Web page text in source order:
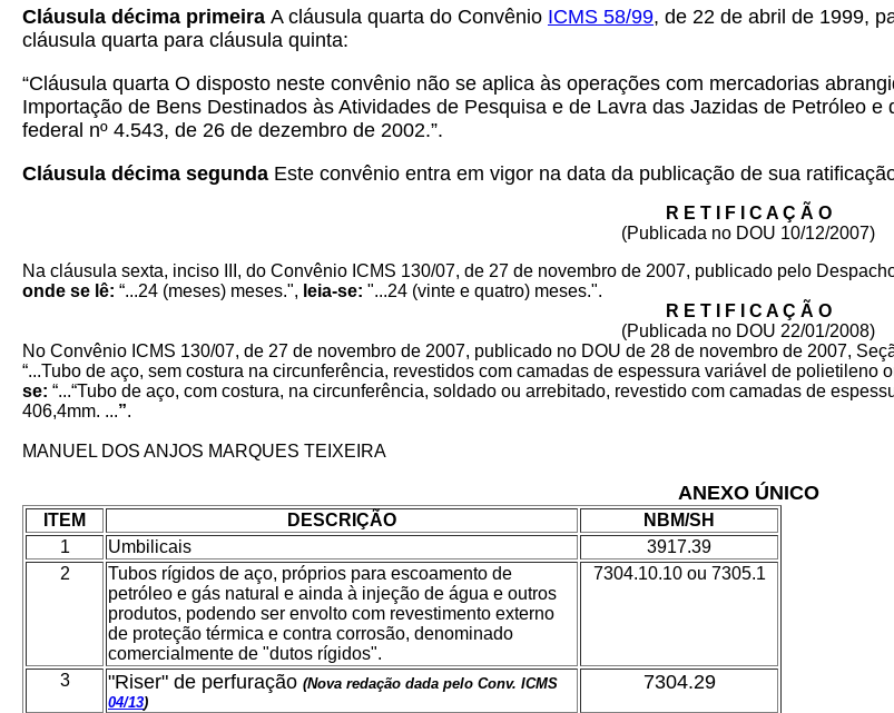
Cláusula décima primeira A cláusula quarta do Convênio ICMS 58/99, de 22 de abril de 1999,
cláusula quarta para cláusula quinta:
“Cláusula quarta O disposto neste convênio não se aplica às operações com mercadorias
Importação de Bens Destinados às Atividades de Pesquisa e de Lavra das Jazidas de Petróleo
federal nº 4.543, de 26 de dezembro de 2002.”.
Cláusula décima segunda Este convênio entra em vigor na data da publicação de sua
R E T I F I C A Ç Ã O
(Publicada no DOU 10/12/2007)
Na cláusula sexta, inciso III, do Convênio ICMS 130/07, de 27 de novembro de 2007, publicado pelo
onde se lê: “...24 (meses) meses.", leia-se: "...24 (vinte e quatro) meses.".
R E T I F I C A Ç Ã O
(Publicada no DOU 22/01/2008)
No Convênio ICMS 130/07, de 27 de novembro de 2007, publicado no DOU de 28 de novembro de 2007,
“...Tubo de aço, sem costura na circunferência, revestidos com camadas de espessura variável de polietileno
se: “...“Tubo de aço, com costura, na circunferência, soldado ou arrebitado, revestido com camadas de
406,4mm. ...”.
MANUEL DOS ANJOS MARQUES TEIXEIRA
ANEXO ÚNICO
ITEM DESCRIÇÃO
NBM/SH
1
Umbilicais
3917.39
2
Tubos rígidos de aço, próprios para escoamento de
petróleo e gás natural e ainda à injeção de água e outros
produtos, podendo ser envolto com revestimento externo
de proteção térmica e contra corrosão, denominado
comercialmente de "dutos rígidos".
7304.10.10 ou 7305.1
3 "Riser" de perfuração (Nova redação dada pelo Conv. ICMS
04/13)
7304.29